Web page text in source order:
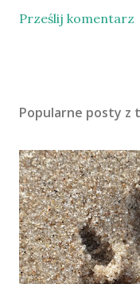
Prześlij komentarz
Popularne posty z